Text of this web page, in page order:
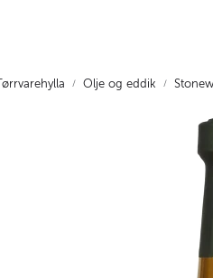
Tørrvarehylla Olje og eddik